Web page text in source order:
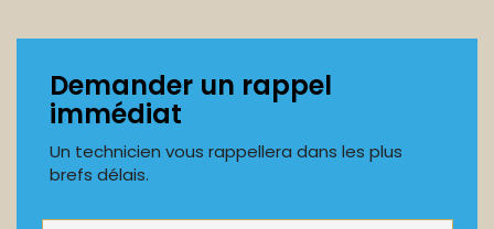
Demander un rappel
immédiat
Un technicien vous rappellera dans les plus
brefs délais.